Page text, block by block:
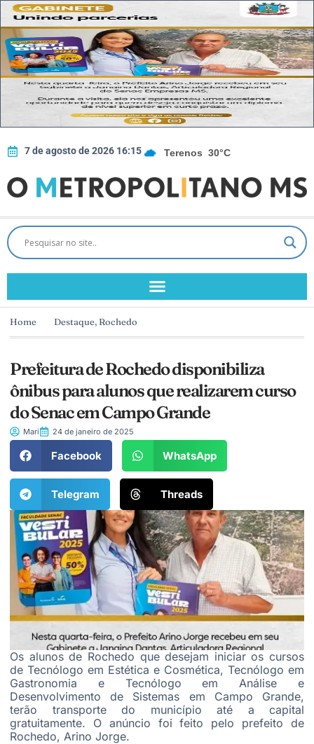
7 de agosto de 2026 16:15 Terenos 30°C
Home Destaque, Rochedo
Prefeitura de Rochedo disponibiliza
ônibus para alunos que realizarem curso
do Senac em Campo Grande
Mari 24 de janeiro de 2025
Facebook WhatsApp
Telegram Threads
Os alunos de Rochedo que desejam iniciar os cursos
de Tecnólogo em Estética e Cosmética, Tecnólogo em
Gastronomia e Tecnólogo em Análise e
Desenvolvimento de Sistemas em Campo Grande,
terão transporte do município até a capital
gratuitamente. O anúncio foi feito pelo prefeito de
Rochedo, Arino Jorge.